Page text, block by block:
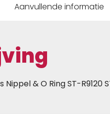
Aanvullende informatie
& O Ring ST-R9120